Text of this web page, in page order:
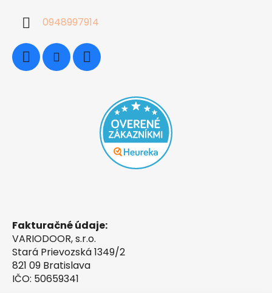
0948997914
Fakturačné údaje:
VARIODOOR, s.r.o.
Stará Prievozská 1349/2
821 09 Bratislava
IČO: 50659341